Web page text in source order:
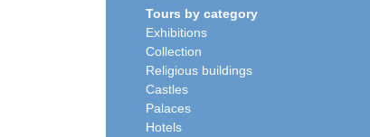
Tours by category
Exhibitions
Collection
Religious buildings
Castles
Palaces
Hotels